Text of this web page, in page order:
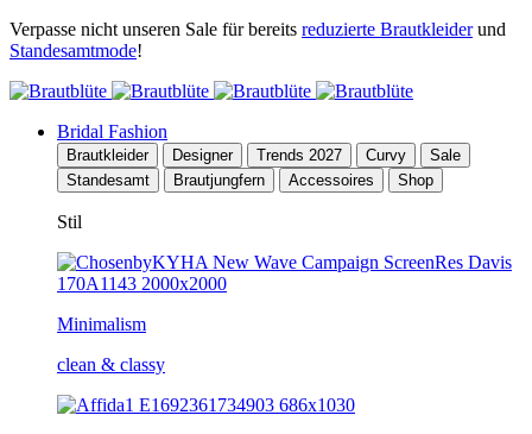
Verpasse nicht unseren Sale für bereits reduzierte Brautkleiderund
Standesamtmode!
Bridal Fashion
Brautkleider Designer Trends 2027 Curvy
Sale
Standesamt
Brautjungfern Accessoires Shop
Stil
Minimalism
clean & classy